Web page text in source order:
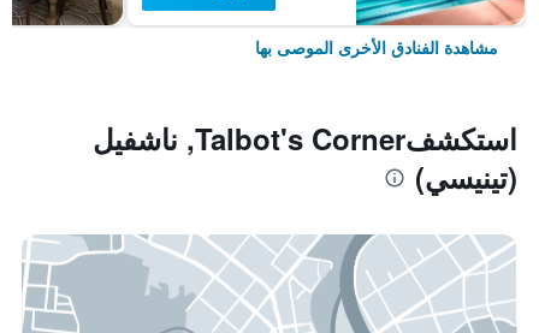
مشاهدة الفنادق الأخرى الموصى بها
استكشفTalbot's Corner, ناشفيل
(تينيسي)